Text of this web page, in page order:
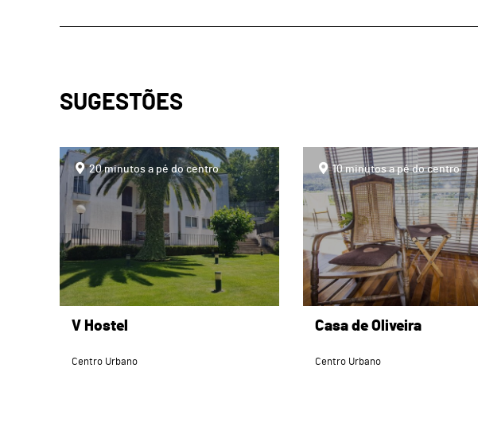
SUGESTÕES
page20 minutos a pé do centro
V Hostel
Centro Urbano
page10 minutos a pé do centro
Casa de Oliveira
Centro Urbano